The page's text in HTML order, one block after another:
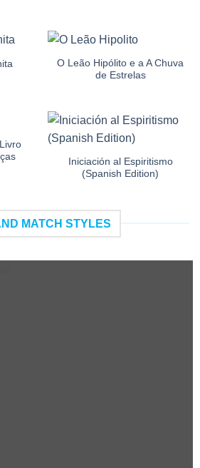
O Leão Hipólito e a A Chuva
de Estrelas
Iniciación al Espiritismo
(Spanish Edition)
MATCH STYLES